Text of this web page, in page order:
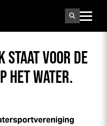
STAAT VOOR DE
HET WATER.